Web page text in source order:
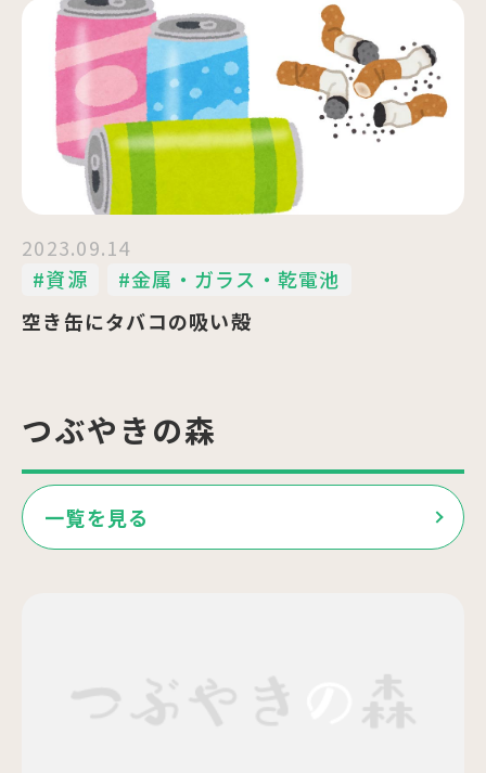
2023.09.14
#資源
#金属・ガラス・乾電池
空き缶にタバコの吸い殻
つぶやきの森
一覧を見る